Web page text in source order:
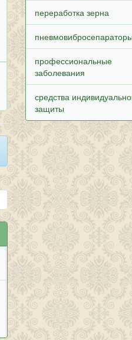
переработка зерна
пневмовибросепараторы
профессиональные
заболевания
средства
защиты